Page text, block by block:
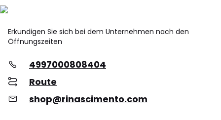
Erkundigen Sie sich bei dem Unternehmen nach den
Öffnungszeiten
4997000808404
Route
shop@rinascimento.com